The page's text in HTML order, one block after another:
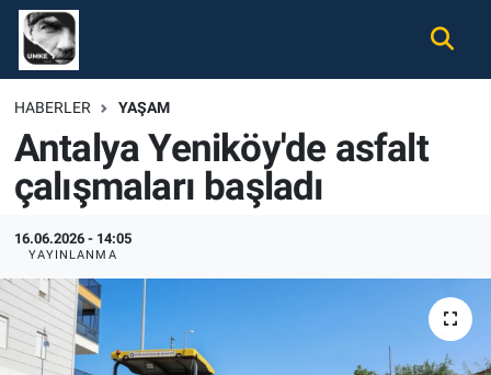
HABERLER YAŞAM
Antalya Yeniköy'de asfalt
çalışmaları başladı
16.06.2026 - 14:05
YAYINLANMA
Gündem
Ekonomi
Spor
Magazin
Tüm Haberler
İletişim
Nöbetçi Eczaneler
Hava Durumu
Namaz Vakitleri
Trafik Durumu
Süper Lig Puan Durumu ve Fikstür
Tüm Manşetler